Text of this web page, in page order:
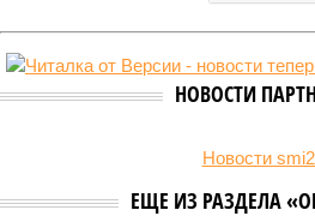
НОВОСТИ
Новости
ЕЩЕ ИЗ РАЗДЕЛА